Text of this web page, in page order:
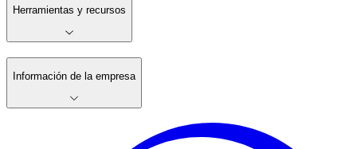
Herramientas y recursos
Información de la empresa